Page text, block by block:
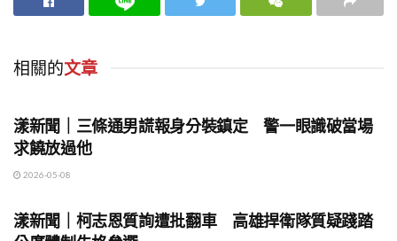
相關的文章
漾新聞｜三條通男謊報身分裝鎮定 警一眼識破當場
求饒放過他
2026-05-08
漾新聞｜柯志恩質詢遭批翻車 高雄捍衛隊質疑踐踏